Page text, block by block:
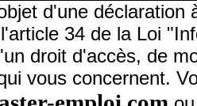
d'une déclaration
34 de la Loi
droit d'accès, de
vous concernent.